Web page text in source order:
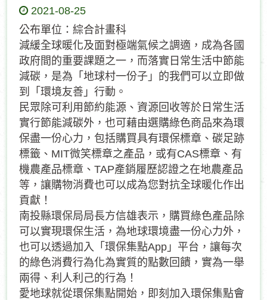
2021-08-25
公布單位：綜合計畫科
減緩全球暖化及面對極端氣候之調適，成為各國
政府間的重要課題之一，而落實日常生活中節能
減碳，是為「地球村一份子」的我們可以立即做
到「環境友善」行動。
民眾除可利用節約能源、資源回收等於日常生活
實行節能減碳外，也可藉由選購綠色商品來為環
保盡一份心力，包括購買具有環保標章、碳足跡
標籤、MIT微笑標章之產品，或有CAS標章、有
機農產品標章、TAP產銷履歷認證之在地農產品
等，讓購物消費也可以成為您對抗全球暖化作出
貢獻！
南投縣環保局局長方信雄表示，購買綠色產品除
可以實現環保生活，為地球環境盡一份心力外，
也可以透過加入「環保集點App」平台，讓每次
的綠色消費行為化為實質的點數回饋，實為一舉
兩得、利人利己的行為！
愛地球就從環保集點開始，即刻加入環保集點會